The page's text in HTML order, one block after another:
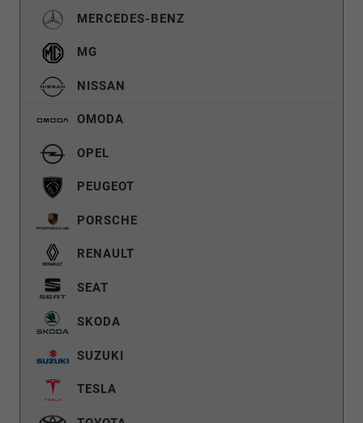
MERCEDES-BENZ
MG
NISSAN
OMODA
OPEL
PEUGEOT
PORSCHE
RENAULT
SEAT
SKODA
SUZUKI
TESLA